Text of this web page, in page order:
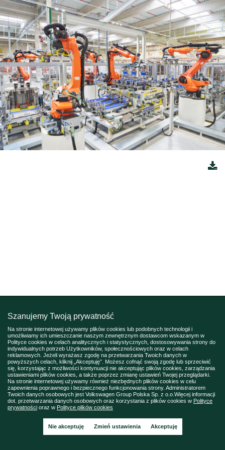
Szanujemy Twoją prywatność
Na stronie internetowej używamy plików cookies lub podobnych technologii i
umożliwiamy ich umieszczanie naszym zewnętrznym dostawcom wskazanym w
Polityce cookies w celach analitycznych i statystycznych, dostosowywania strony do
indywidualnych potrzeb Użytkowników, społecznościowych oraz w celach
reklamowych. Jeżeli wyrażasz zgodę na przetwarzania Twoich danych w
powyższych celach, kliknij „Akceptuję”. Możesz cofnąć swoją zgodę lub sprzeciwić
się, korzystając z możliwości kontynuacji nie akceptując plików cookies, zarządzania
ustawieniami plików cookies, a także poprzez zmianę ustawień Twojej przeglądarki.
Na stronie internetowej używamy również niezbędnych plików cookies w celu
zapewnienia poprawnego i bezpiecznego funkcjonowania strony. Administratorem
Twoich danych osobowych jest Volkswagen Group Polska Sp. z o.o.Więcej informacji
dot. przetwarzania danych osobowych oraz korzystania z plików cookies w Polityce
prywatności oraz w Polityce plików cookies
Nie akceptuję Zmień ustawienia Akceptuję